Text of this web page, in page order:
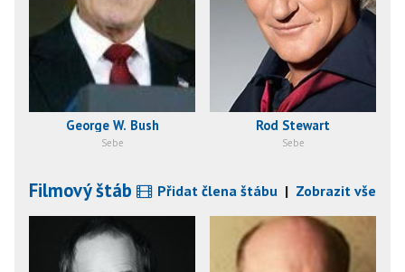
George W. Bush
Sebe
Rod Stewart
Sebe
Filmový štáb Přidat člena štábu | Zobrazit vše